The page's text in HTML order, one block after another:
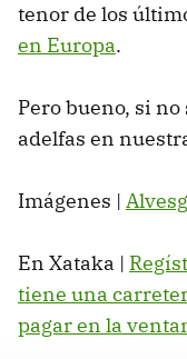
tenor de los
en Europa.
Pero bueno, si
adelfas en
Imágenes |
En Xataka |
tiene una
pagar en la